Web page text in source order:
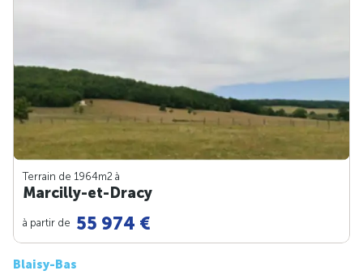
Terrain de 1964m2 à
Marcilly-et-Dracy
à partir de 55 974 €
Blaisy-Bas